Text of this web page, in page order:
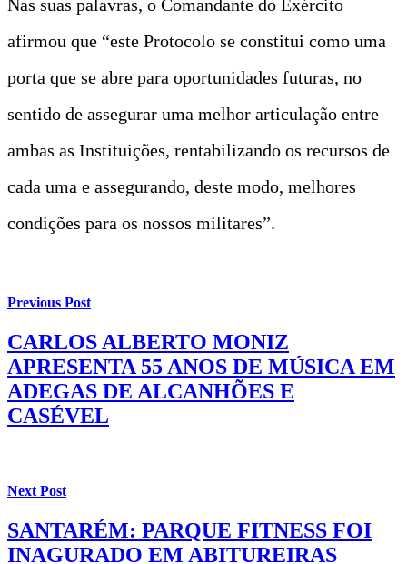
Nas suas palavras, o Comandante do Exército
afirmou que “este Protocolo se constitui como uma
porta que se abre para oportunidades futuras, no
sentido de assegurar uma melhor articulação entre
ambas as Instituições, rentabilizando os recursos de
cada uma e assegurando, deste modo, melhores
condições para os nossos militares”.​
Previous Post
CARLOS ALBERTO MONIZ
APRESENTA 55 ANOS DE MÚSICA EM
ADEGAS DE ALCANHÕES E
CASÉVEL
Next Post
SANTARÉM: PARQUE FITNESS FOI
INAGURADO EM ABITUREIRAS